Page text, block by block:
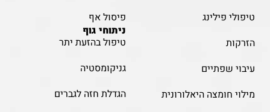
טיפולי פילינג
הזרקות
עיבוי שפתיים
מילוי חומצה היאלורונית
פיסול אף
ניתוחי גוף
טיפול בהזעת יתר
גניקומסטיה
הגדלת חזה לגברים